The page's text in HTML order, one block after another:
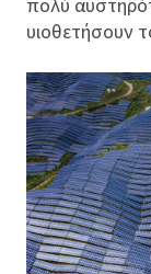
πολύ
υιοθετήσουν